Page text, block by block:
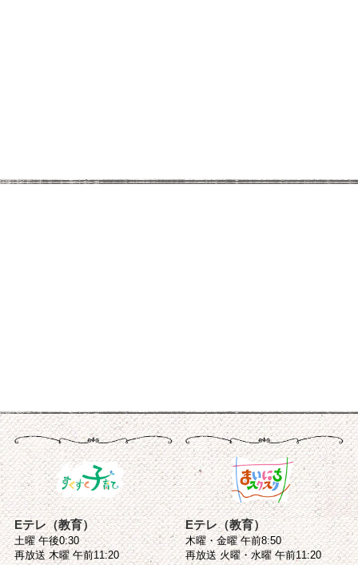
Eテレ（教育）
土曜 午後0:30
再放送 木曜 午前11:20
Eテレ（教育）
木曜・金曜 午前8:50
再放送 火曜・水曜 午前11:20